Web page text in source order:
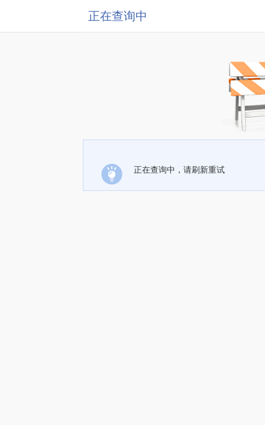
正在查询中
正在查询中，请刷新重试